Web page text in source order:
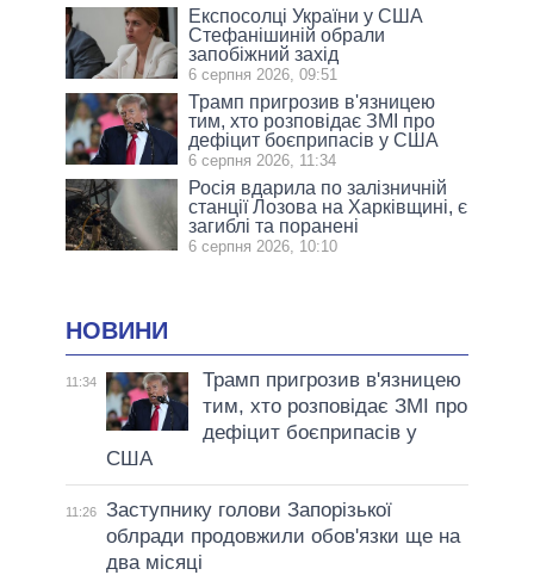
Експосолці України у США
Стефанішиній обрали
запобіжний захід
6 серпня 2026, 09:51
Трамп пригрозив в'язницею
тим, хто розповідає ЗМІ про
дефіцит боєприпасів у США
6 серпня 2026, 11:34
Росія вдарила по залізничній
станції Лозова на Харківщині, є
загиблі та поранені
6 серпня 2026, 10:10
НОВИНИ
11:34
Трамп пригрозив в'язницею
тим, хто розповідає ЗМІ про
дефіцит боєприпасів у
США
11:26
Заступнику голови Запорізької
облради продовжили обов'язки ще на
два місяці